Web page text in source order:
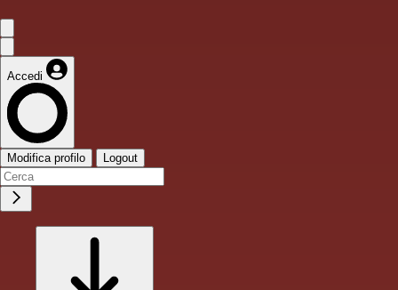
Accedi
Modifica profilo Logout